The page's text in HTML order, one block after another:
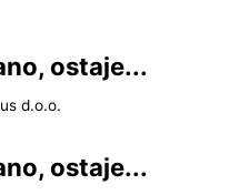
ostaje...
d.o.o.
ostaje...